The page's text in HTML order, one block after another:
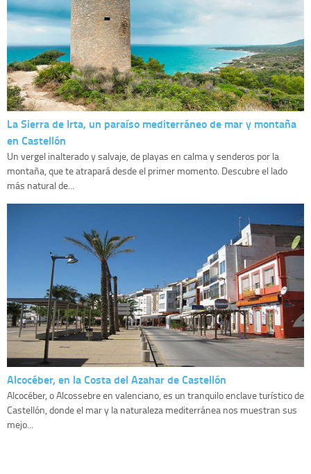
La Sierra de Irta, un paraíso mediterráneo de mar y montaña
en Castellón
Un vergel inalterado y salvaje, de playas en calma y senderos por la
montaña, que te atrapará desde el primer momento. Descubre el lado
más natural de...
Alcocéber, en la Costa del Azahar de Castellón
Alcocéber, o Alcossebre en valenciano, es un tranquilo enclave turístico de
Castellón, donde el mar y la naturaleza mediterránea nos muestran sus
mejo...